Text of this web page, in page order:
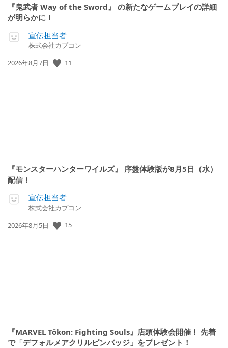
『鬼武者 Way of the Sword』 の新たなゲームプレイの詳細
が明らかに！
宣伝担当者
株式会社カプコン
公
2026年8月7日 11
『モンスターハンターワイルズ』 序盤体験版が8月5日（水）
配信！
宣伝担当者
株式会社カプコン
公
2026年8月5日 15
『MARVEL Tōkon: Fighting Souls』店頭体験会開催！ 先着
で「デフォルメアクリルピンバッジ」をプレゼント！